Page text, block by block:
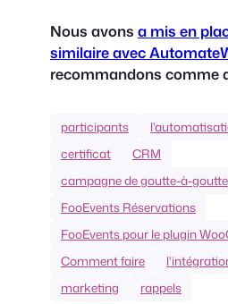
Nous avons a mis en
similaire avec
recommandons comme
participants
certificat
CRM
campagne de goutte-à-goutte
FooEvents Réservations
FooEvents pour le plugin
Comment faire
marketing
rappels